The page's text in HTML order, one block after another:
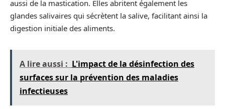
aussi de la mastication. Elles abritent également les
glandes salivaires qui sécrètent la salive, facilitant ainsi la
digestion initiale des aliments.
A lire aussi : L'impact de la désinfection des
surfaces sur la prévention des maladies
infectieuses